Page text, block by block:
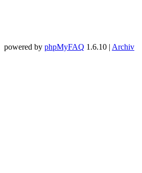
powered by phpMyFAQ 1.6.10 | Archiv